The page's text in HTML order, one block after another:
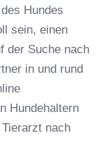
Hundes
sein, einen
der Suche nach
in und rund
Hundehaltern
nach